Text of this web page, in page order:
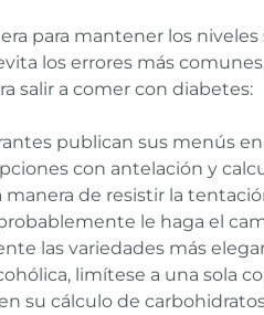
para mantener los niveles
los errores más
salir a comer con diabetes:
publican sus menús
con antelación y
de resistir la
le haga el
las variedades más
limítese a una sola
su cálculo de